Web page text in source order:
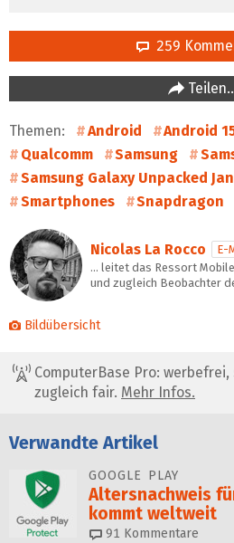
259
Themen: Android Android
Qualcomm
Samsung
Samsung Galaxy Unpacked
Smartphones
Snapdragon
Nicolas La Rocco E-
… leitet das Ressort
und zugleich Beobachter
Bildübersicht
ComputerBase Pro:
zugleich fair. Mehr Infos.
Verwandte Artikel
GOOGLE PLAY
Altersnachweis
kommt weltweit
91 Kommentare